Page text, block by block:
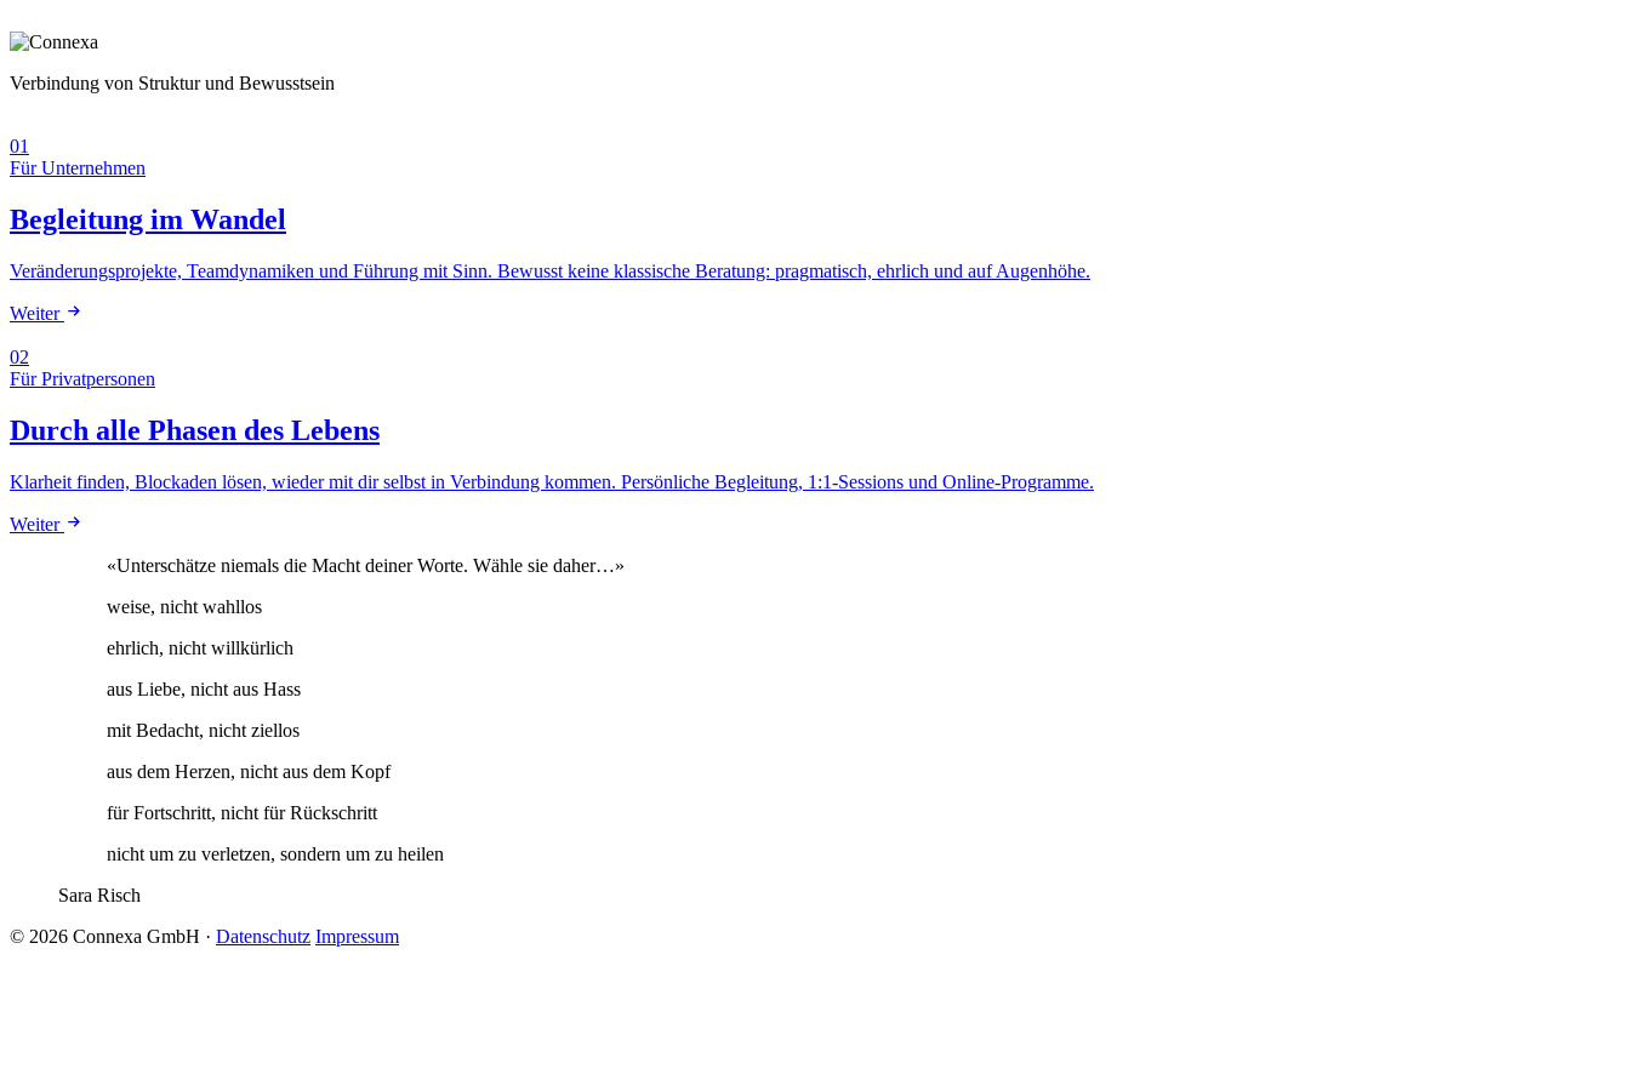
Verbindung von Struktur und Bewusstsein
01
Für Unternehmen
Begleitung im Wandel
Veränderungsprojekte, Teamdynamiken und Führung mit Sinn. Bewusst keine klassische Beratung: pragmatisch, ehrlich und auf Augenhöhe.
Weiter
02
Für Privatpersonen
Durch alle Phasen des Lebens
Klarheit finden, Blockaden lösen, wieder mit dir selbst in Verbindung kommen. Persönliche Begleitung, 1:1-Sessions und Online-Programme.
Weiter
«Unterschätze niemals die Macht deiner Worte. Wähle sie daher…»
weise, nicht wahllos
ehrlich, nicht willkürlich
aus Liebe, nicht aus Hass
mit Bedacht, nicht ziellos
aus dem Herzen, nicht aus dem Kopf
für Fortschritt, nicht für Rückschritt
nicht um zu verletzen, sondern um zu heilen
Sara Risch
© 2026 Connexa GmbH · Datenschutz Impressum